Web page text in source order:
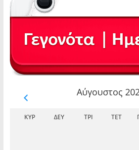
Αύγουστος
ΚΥΡ ΔΕΥ ΤΡΊ ΤΕΤ